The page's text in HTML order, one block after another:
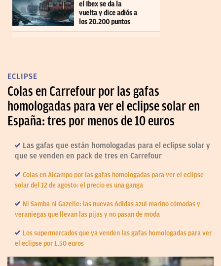
el Ibex se da la
vuelta y dice adiós a
los 20.200 puntos
ECLIPSE
Colas en Carrefour por las gafas
homologadas para ver el eclipse solar en
España: tres por menos de 10 euros
Las gafas que están homologadas para el eclipse solar y
que se venden en pack de tres en Carrefour
Colas en Alcampo por las gafas homologadas para ver el eclipse
solar del 12 de agosto: el precio es una ganga
Ni Samba ni Gazelle: las nuevas Adidas azul marino cómodas y
veraniegas que llevan las pijas y no pasan de moda
Los supermercados que ya venden las gafas homologadas para ver
el eclipse por 1,50 euros